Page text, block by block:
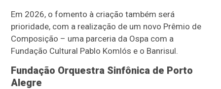
Em 2026, o fomento à criação também será
prioridade, com a realização de um novo Prêmio de
Composição – uma parceria da Ospa com a
Fundação Cultural Pablo Komlós e o Banrisul.
Fundação Orquestra Sinfônica de Porto
Alegre